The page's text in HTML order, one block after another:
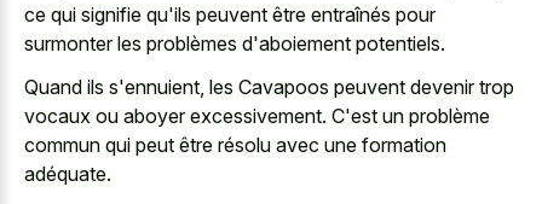
ce qui signifie qu'ils peuvent être entraînés pour
surmonter les problèmes d'aboiement potentiels.
Quand ils s'ennuient, les Cavapoos peuvent devenir trop
vocaux ou aboyer excessivement. C'est un problème
commun qui peut être résolu avec une formation
adéquate.